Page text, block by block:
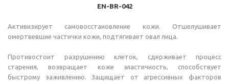
EN-BR-042
Активизирует самовосстановление кожи. Отшелушивает
омертвевшие частички кожи, подтягивает овал лица.
Противостоит разрушению клеток, сдерживает процесс
старения, возвращает коже эластичность, способствует
быстрому заживлению. Защищает от агрессивных факторов